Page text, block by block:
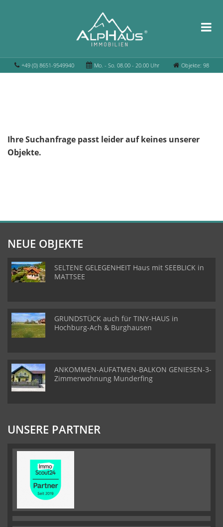
+49 (0) 8651-9549940 Mo. - So. 08.00 - 20.00 Uhr Objekte: 98
Ihre Suchanfrage passt leider auf keines unserer
Objekte.
NEUE OBJEKTE
SELTENE GELEGENHEIT Haus mit SEEBLICK in
MATTSEE
GRUNDSTÜCK auch für TINY-HAUS in
Hochburg-Ach & Burghausen
ANKOMMEN-AUFATMEN-BALKON GENIESEN-3-
Zimmerwohnung Munderfing
UNSERE PARTNER